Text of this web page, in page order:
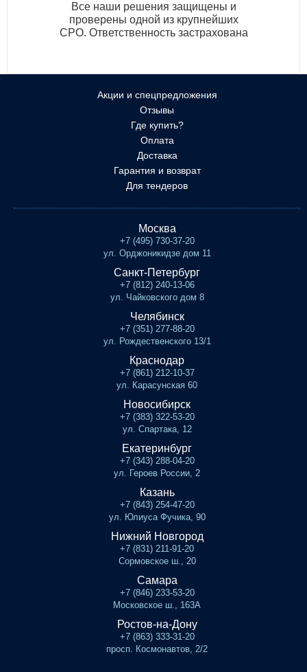
Все наши решения защищены и
проверены одной из крупнейших
СРО. Ответственность застрахована
Акции и спецпредложения
Отзывы
Где купить?
Оплата
Доставка
Гарантия и возврат
Для тендеров
Москва
+7 (495) 730-37-20
ул. Орджоникидзе дом 11
Санкт-Петербург
+7 (812) 240-13-06
ул. Чайковского дом 8
Челябинск
+7 (351) 277-88-20
ул. Рождественского 13/1
Краснодар
+7 (861) 212-10-37
ул. Карасунская 60
Новосибирск
+7 (383) 322-53-20
ул. Спартака, 12
Екатеринбург
+7 (343) 288-04-20
ул. Героев России, 2
Казань
+7 (843) 254-47-20
ул. Юлиуса Фучика, 90
Нижний Новгород
+7 (831) 211-91-20
Сормовское ш., 20
Самара
+7 (846) 233-53-20
Московское ш., 163А
Ростов-на-Дону
+7 (863) 333-31-20
просп. Космонавтов, 2/2